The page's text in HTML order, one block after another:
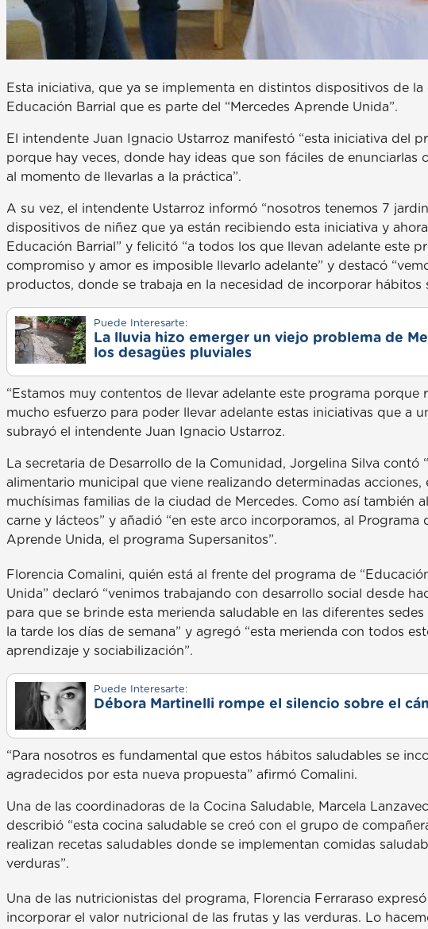
Esta iniciativa, que ya se implementa en distintos dispositivos de
Educación Barrial que es parte del “Mercedes Aprende Unida”.
El intendente Juan Ignacio Ustarroz manifestó “esta iniciativa del
porque hay veces, donde hay ideas que son fáciles de enunciarlas
al momento de llevarlas a la práctica”.
A su vez, el intendente Ustarroz informó “nosotros tenemos 7
dispositivos de niñez que ya están recibiendo esta iniciativa y
Educación Barrial” y felicitó “a todos los que llevan adelante este
compromiso y amor es imposible llevarlo adelante” y destacó
productos, donde se trabaja en la necesidad de incorporar hábitos
Puede Interesarte:
La lluvia hizo emerger un viejo problema de
los desagües pluviales
“Estamos muy contentos de llevar adelante este programa
mucho esfuerzo para poder llevar adelante estas iniciativas que a
subrayó el intendente Juan Ignacio Ustarroz.
La secretaria de Desarrollo de la Comunidad, Jorgelina Silva contó
alimentario municipal que viene realizando determinadas acciones,
muchísimas familias de la ciudad de Mercedes. Como así también
carne y lácteos” y añadió “en este arco incorporamos, al
Aprende Unida, el programa Supersanitos”.
Florencia Comalini, quién está al frente del programa de
Unida” declaró “venimos trabajando con desarrollo social desde
para que se brinde esta merienda saludable en las diferentes
la tarde los días de semana” y agregó “esta merienda con todos
aprendizaje y sociabilización”.
Puede Interesarte:
Débora Martinelli rompe el silencio sobre el
“Para nosotros es fundamental que estos hábitos saludables se
agradecidos por esta nueva propuesta” afirmó Comalini.
Una de las coordinadoras de la Cocina Saludable, Marcela
describió “esta cocina saludable se creó con el grupo de
realizan recetas saludables donde se implementan comidas
verduras”.
Una de las nutricionistas del programa, Florencia Ferraraso
incorporar el valor nutricional de las frutas y las verduras. Lo